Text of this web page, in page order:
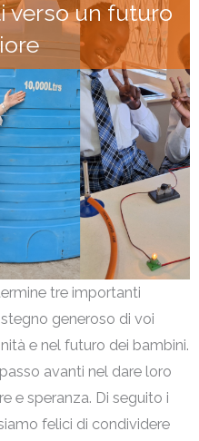
verso un futuro
tre importanti
generoso di voi
e nel futuro dei bambini.
avanti nel dare loro
e speranza. Di seguito i
felici di condividere